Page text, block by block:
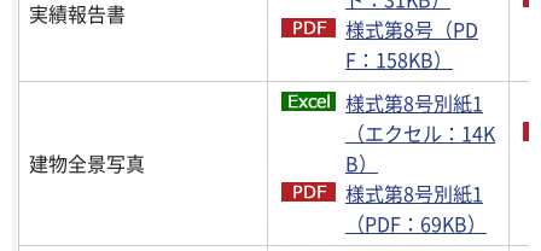
実績報告書
様式第8号（PD
F：158KB）
建物全景写真
様式第8号別紙1
（エクセル：14K
B）
様式第8号別紙1
（PDF：69KB）